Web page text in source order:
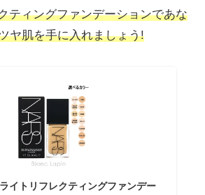
ティングファンデーションであな
ヤ肌を手に入れましょう!
イトリフレクティングファンデー